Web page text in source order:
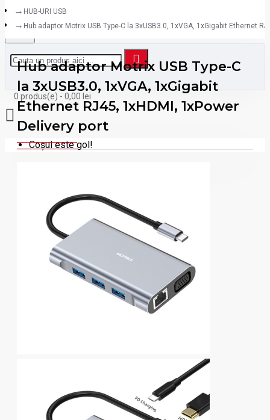
0 produs(e) - 0,00 lei
Coșul este gol!
HUB-URI USB
Hub adaptor Motrix USB Type-C la 3xUSB3.0, 1xVGA, 1xGigabit Ethernet
Hub adaptor Motrix USB Type-C
la 3xUSB3.0, 1xVGA, 1xGigabit
Ethernet RJ45, 1xHDMI, 1xPower
Delivery port